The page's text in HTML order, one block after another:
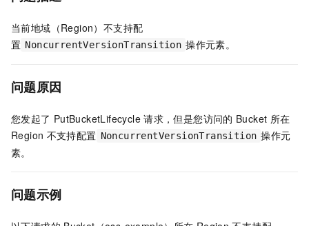
当前地域（Region）不支持配
置 NoncurrentVersionTransition 操作元素。
问题原因
您发起了 PutBucketLifecycle 请求，但是您访问的 Bucket 所在
Region 不支持配置 NoncurrentVersionTransition 操作元
素。
问题示例